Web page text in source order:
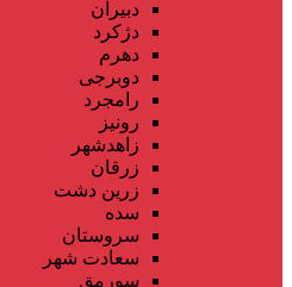
دبیران
دژکرد
دهرم
دوبرجی
رامجرد
رونیز
زاهدشهر
زرقان
زرین دشت
سده
سروستان
سعادت شهر
سورمق